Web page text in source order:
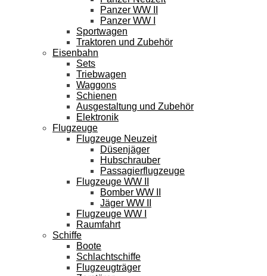
Panzer WW II
Panzer WW I
Sportwagen
Traktoren und Zubehör
Eisenbahn
Sets
Triebwagen
Waggons
Schienen
Ausgestaltung und Zubehör
Elektronik
Flugzeuge
Flugzeuge Neuzeit
Düsenjäger
Hubschrauber
Passagierflugzeuge
Flugzeuge WW II
Bomber WW II
Jäger WW II
Flugzeuge WW I
Raumfahrt
Schiffe
Boote
Schlachtschiffe
Flugzeugträger